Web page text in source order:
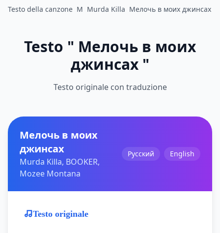
Testo della canzone M Murda Killa Мелочь в моих джинсах
Testo " Мелочь в моих
джинсах "
Testo originale con traduzione
Мелочь в моих
джинсах
Murda Killa, BOOKER,
Mozee Montana
Русский English
Testo originale